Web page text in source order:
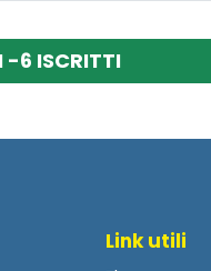
-6 ISCRITTI
Link utili